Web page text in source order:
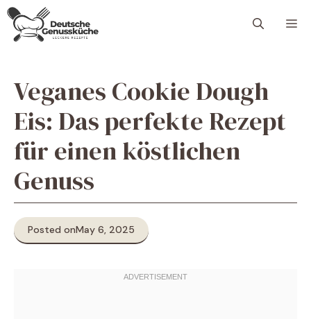
Skip
content
Veganes Cookie Dough
Eis: Das perfekte Rezept
für einen köstlichen
Genuss
Posted onMay 6, 2025